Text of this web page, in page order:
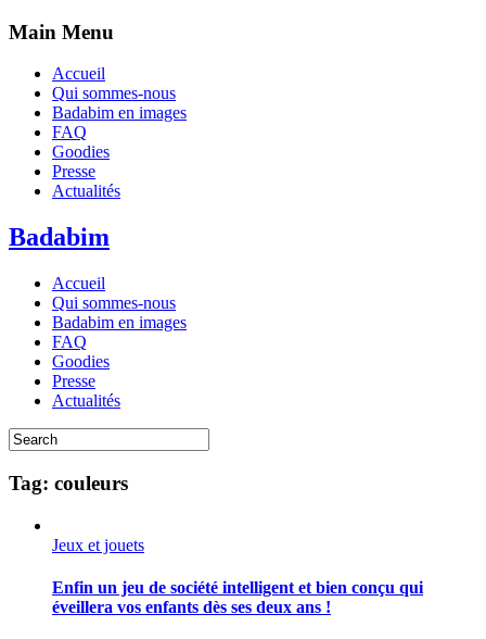
Main Menu
Accueil
Qui sommes-nous
Badabim en images
FAQ
Goodies
Presse
Actualités
Badabim
Accueil
Qui sommes-nous
Badabim en images
FAQ
Goodies
Presse
Actualités
Tag: couleurs
Jeux et jouets
Enfin un jeu de société intelligent et bien conçu qui
éveillera vos enfants dès ses deux ans !